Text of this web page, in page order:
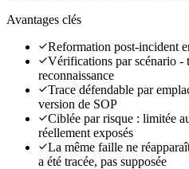
Avantages clés
Reformation post-incident
Vérifications par scénario -
reconnaissance
Trace défendable par
version de SOP
Ciblée par risque : limitée
réellement exposés
La même faille ne
a été tracée, pas supposée